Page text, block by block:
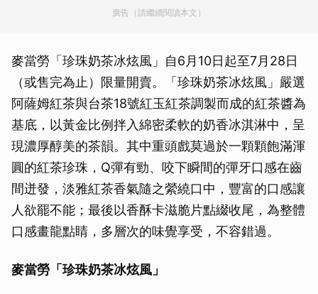
廣告（請繼續閱讀本文）
麥當勞「珍珠奶茶冰炫風」自6月10日起至7月28日
（或售完為止）限量開賣。「珍珠奶茶冰炫風」嚴選
阿薩姆紅茶與台茶18號紅玉紅茶調製而成的紅茶醬為
基底，以黃金比例拌入綿密柔軟的奶香冰淇淋中，呈
現濃厚醇美的茶韻。其中重頭戲莫過於一顆顆飽滿渾
圓的紅茶珍珠，Q彈有勁、咬下瞬間的彈牙口感在齒
間迸發，淡雅紅茶香氣隨之縈繞口中，豐富的口感讓
人欲罷不能；最後以香酥卡滋脆片點綴收尾，為整體
口感畫龍點睛，多層次的味覺享受，不容錯過。
麥當勞「珍珠奶茶冰炫風」